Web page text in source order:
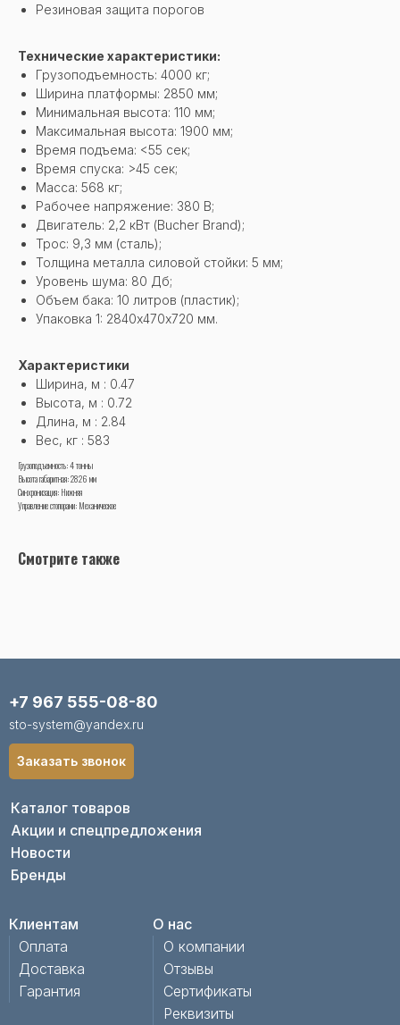
Резиновая защита порогов
Технические характеристики:
Грузоподъемность: 4000 кг;
Ширина платформы: 2850 мм;
Минимальная высота: 110 мм;
Максимальная высота: 1900 мм;
Время подъема: <55 сек;
Время спуска: >45 сек;
Масса: 568 кг;
Рабочее напряжение: 380 В;
Двигатель: 2,2 кВт (Bucher Brand);
Трос: 9,3 мм (сталь);
Толщина металла силовой стойки: 5 мм;
Уровень шума: 80 Дб;
Объем бака: 10 литров (пластик);
Упаковка 1: 2840х470х720 мм.
Характеристики
Ширина, м : 0.47
Высота, м : 0.72
Длина, м : 2.84
Вес, кг : 583
Грузоподъемность: 4 тонны
Высота габаритная: 2826 мм
Синхронизация: Нижняя
Управление стопорами: Механическое
Смотрите также
Каталог товаров
Акции и спецпредложения
Новости
Бренды
Клиентам
Оплата
Доставка
Гарантия
О нас
О компании
Отзывы
Сертификаты
Реквизиты
+7 967 555-08-80
sto-system@yandex.ru
Заказать звонок